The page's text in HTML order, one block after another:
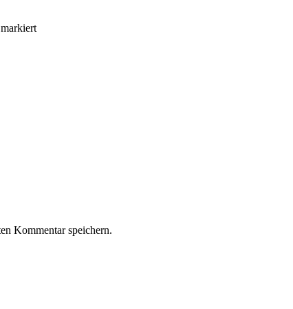
markiert
Kommentar speichern.